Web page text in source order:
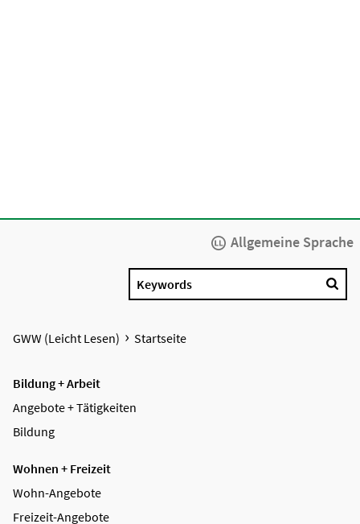
Keywords
Allgemeine Sprache
GWW (Leicht Lesen) Startseite
Bildung + Arbeit
Angebote + Tätigkeiten
Bildung
Wohnen + Freizeit
Wohn-Angebote
Freizeit-Angebote